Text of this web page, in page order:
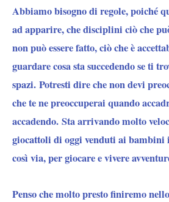
Abbiamo bisogno di regole, poiché
ad apparire, che disciplini ciò che
non può essere fatto, ciò che è
guardare cosa sta succedendo se ti
spazi. Potresti dire che non devi
che te ne preoccuperai quando
accadendo. Sta arrivando molto
giocattoli di oggi venduti ai bambini
così via, per giocare e vivere
Penso che molto presto finiremo